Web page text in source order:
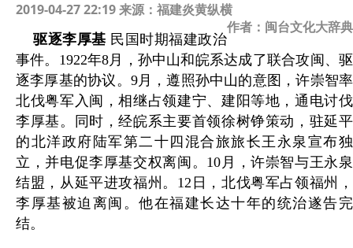
2019-04-27 22:19 来源：福建炎黄纵横
作者：闽台文化大辞典
驱逐李厚基 民国时期福建政治
事件。1922年8月，孙中山和皖系达成了联合攻闽、驱
逐李厚基的协议。9月，遵照孙中山的意图，许崇智率
北伐粤军入闽，相继占领建宁、建阳等地，通电讨伐
李厚基。同时，经皖系主要首领徐树铮策动，驻延平
的北洋政府陆军第二十四混合旅旅长王永泉宣布独
立，并电促李厚基交权离闽。10月，许崇智与王永泉
结盟，从延平进攻福州。12日，北伐粤军占领福州，
李厚基被迫离闽。他在福建长达十年的统治遂告完
结。